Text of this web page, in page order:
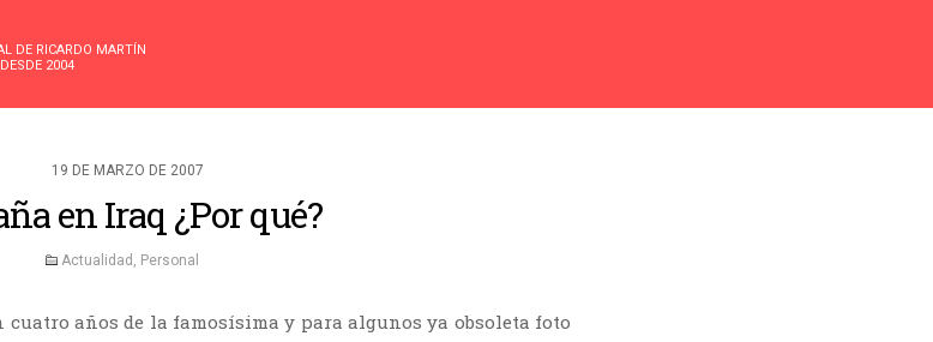
DE RICARDO MARTÍN
2004
19 DE MARZO DE 2007
en Iraq ¿Por qué?
Actualidad , Personal
años de la famosísima y para algunos ya obsoleta foto